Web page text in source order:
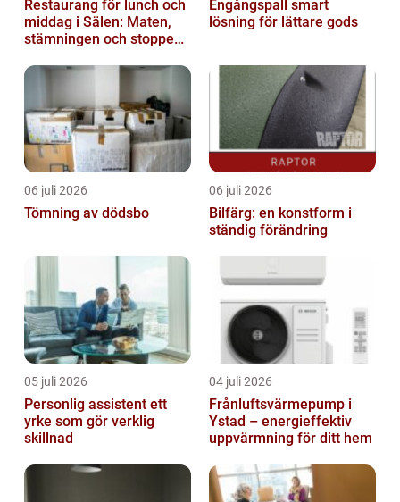
Restaurang för lunch och
middag i Sälen: Maten,
stämningen och stoppen
Engångspall smart
lösning för lättare gods
06 juli 2026
Tömning av dödsbo
06 juli 2026
Bilfärg: en konstform i
ständig förändring
05 juli 2026
Personlig assistent ett
yrke som gör verklig
skillnad
04 juli 2026
Frånluftsvärmepump i
Ystad – energieffektiv
uppvärmning för ditt hem